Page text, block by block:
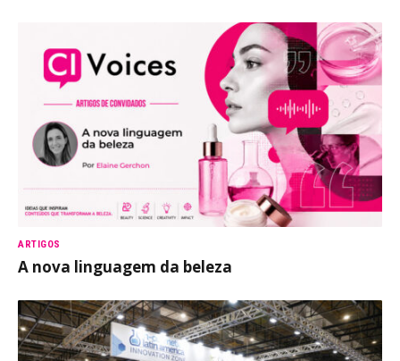
ARTIGOS
A nova linguagem da beleza